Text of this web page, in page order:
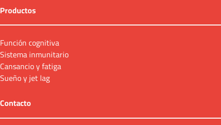
Productos
Función cognitiva
Sistema inmunitario
Cansancio y fatiga
Sueño y jet lag
Contacto